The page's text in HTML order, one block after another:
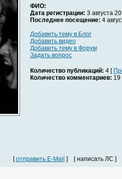
ФИО:
Дата регистрации: 3 августа
Последнее посещение: 4
Добавить тему в Блог
Добавить видео
Добавить тему в Форум
Задать вопрос
Количество публикаций: 4 [
Количество комментариев: 19
[отправить E-Mail ] [ написать ЛС ]